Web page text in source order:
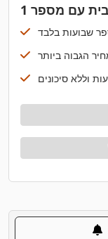
עם מספר 1